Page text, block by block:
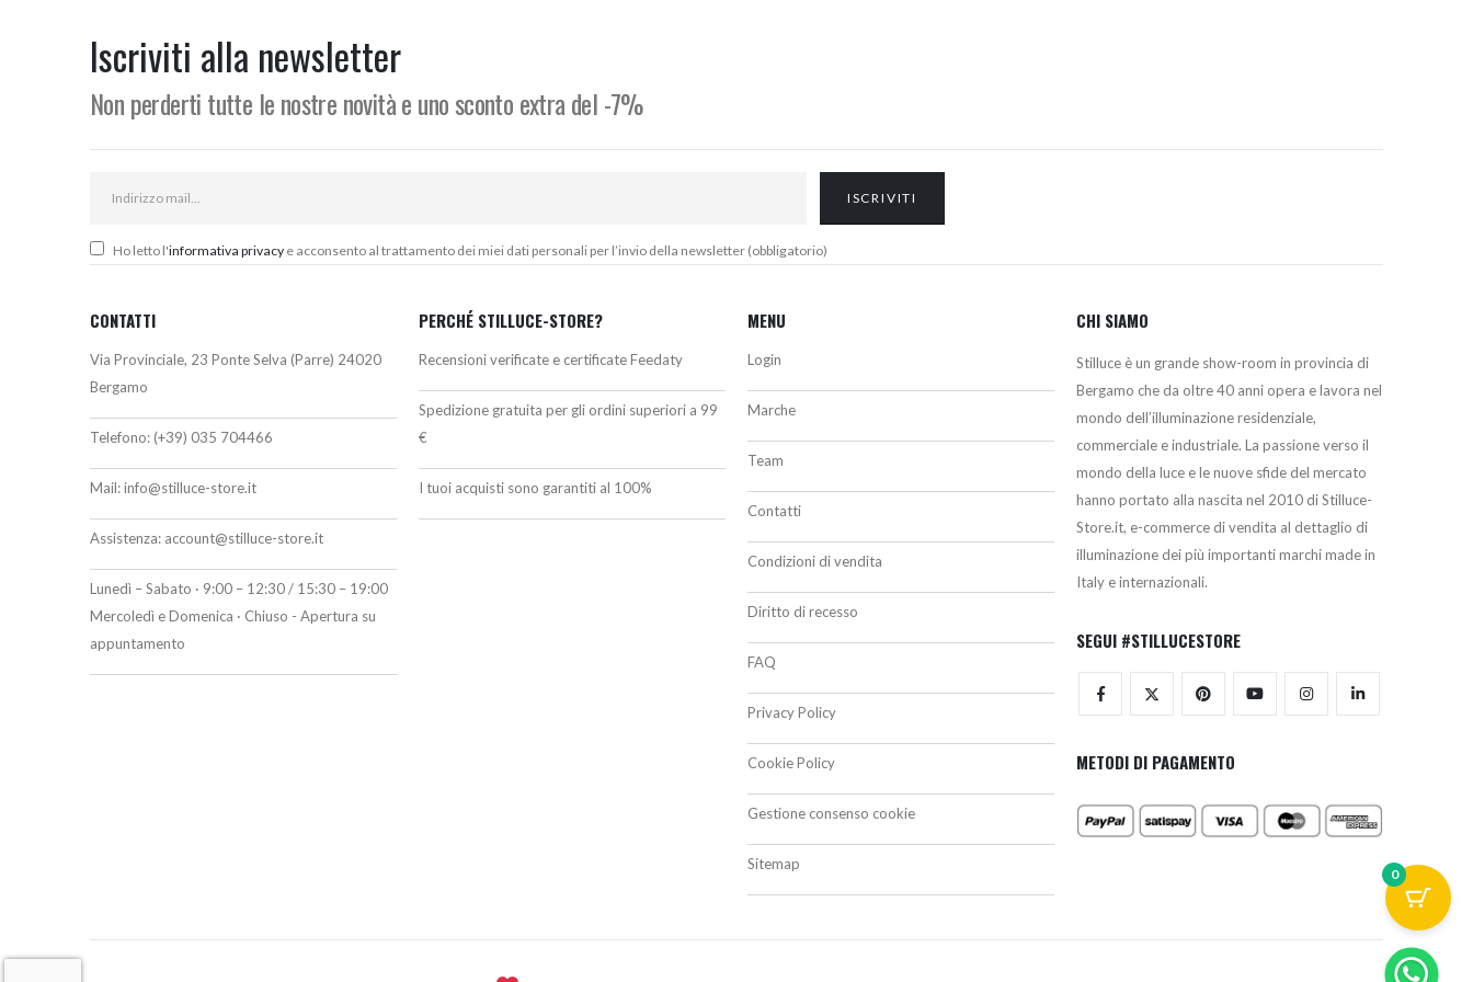
Iscriviti alla newsletter
Non perderti tutte le nostre novità e uno sconto extra del -7%
Ho letto l'informativa privacy e acconsento al trattamento dei miei dati personali per l’invio della newsletter (obbligatorio)
CONTATTI
Via Provinciale, 23 Ponte Selva (Parre) 24020
Bergamo
Telefono: (+39) 035 704466
Mail:info@stilluce-store.it
Assistenza: account@stilluce-store.it
Lunedì – Sabato · 9:00 – 12:30 / 15:30 – 19:00
Mercoledì e Domenica · Chiuso - Apertura su
appuntamento
PERCHÉ STILLUCE-STORE?
Recensioni verificate e certificate Feedaty
Spedizione gratuita per gli ordini superiori a 99
€
I tuoi acquisti sono garantiti al 100%
MENU
Login
Marche
Team
Contatti
Condizioni di vendita
Diritto di recesso
FAQ
Privacy Policy
Cookie Policy
Gestione consenso cookie
Sitemap
CHI SIAMO
Stilluce è un grande show-room in provincia di
Bergamo che da oltre 40 anni opera e lavora nel
mondo dell’illuminazione residenziale,
commerciale e industriale. La passione verso il
mondo della luce e le nuove sfide del mercato
hanno portato alla nascita nel 2010 di Stilluce-
Store.it, e-commerce di vendita al dettaglio di
illuminazione dei più importanti marchi made in
Italy e internazionali.
SEGUI #STILLUCESTORE
METODI DI PAGAMENTO
0